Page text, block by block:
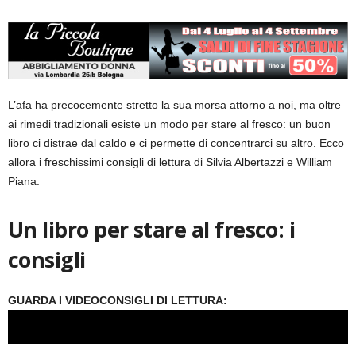
L’afa ha precocemente stretto la sua morsa attorno a noi, ma oltre
ai rimedi tradizionali esiste un modo per stare al fresco: un buon
libro ci distrae dal caldo e ci permette di concentrarci su altro. Ecco
allora i freschissimi consigli di lettura di Silvia Albertazzi e William
Piana.
Un libro per stare al fresco: i
consigli
GUARDA I VIDEOCONSIGLI DI LETTURA: